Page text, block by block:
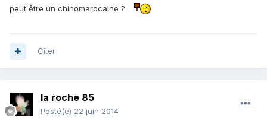
peut être un chinomarocaine ?
Citer
la roche 85
Posté(e) 22 juin 2014